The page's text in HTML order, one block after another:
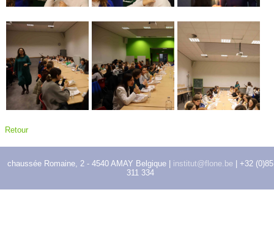
Retour
chaussée Romaine, 2 - 4540 AMAY Belgique | institut@flone.be| +32 (0)85
311 334